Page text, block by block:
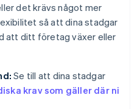
det krävs något mer
så att dina stadgar
att ditt företag växer eller
Se till att dina stadgar
krav som gäller där ni